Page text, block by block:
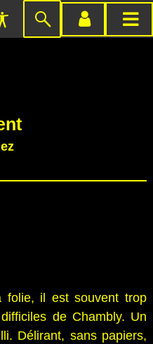
Préférences
d'accessibilité
Passer
menu
menu
folie, il est souvent trop
de Chambly. Un
Délirant, sans papiers,